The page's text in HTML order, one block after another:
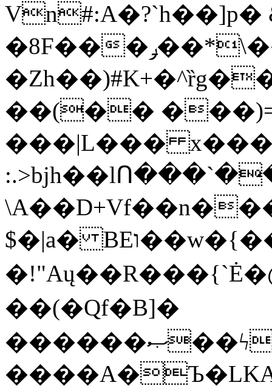
Vn#:A�?`h��]p�
�8F���ݛ��*\��U��S
��(��
���|L���
$�|a� BEו��w�{���;���q�X��d%�������W� hU�(�1�Ū}9�S�F<��i�L3�;�
��(�Qf�B]�
������ޞ��ϟak��r��_39$�8�p���7�2�yIZ�R��x��/